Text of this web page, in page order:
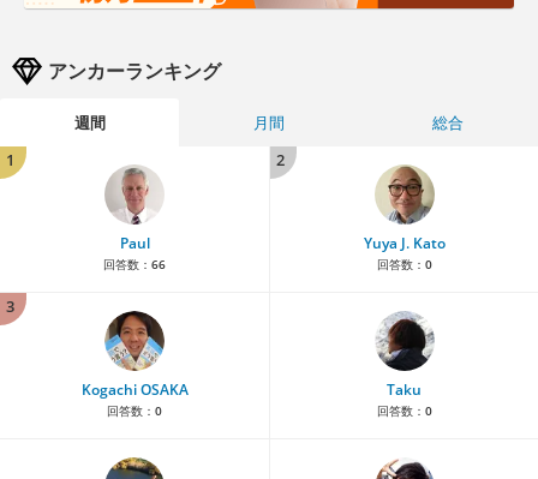
アンカーランキング
週間 月間
総合
1
Paul
回答数： 66
2
Yuya J. Kato
回答数： 0
3
Kogachi OSAKA
回答数： 0
Taku
回答数： 0